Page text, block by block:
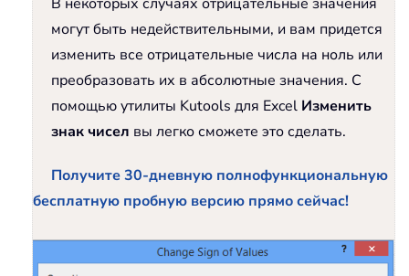
могут быть недействительными, и вам придется
изменить все отрицательные числа на ноль или
преобразовать их в абсолютные значения. С
помощью утилиты Kutools для Excel Изменить
знак чисел вы легко сможете это сделать.
Получите 30-дневную полнофункциональную
бесплатную пробную версию прямо сейчас!